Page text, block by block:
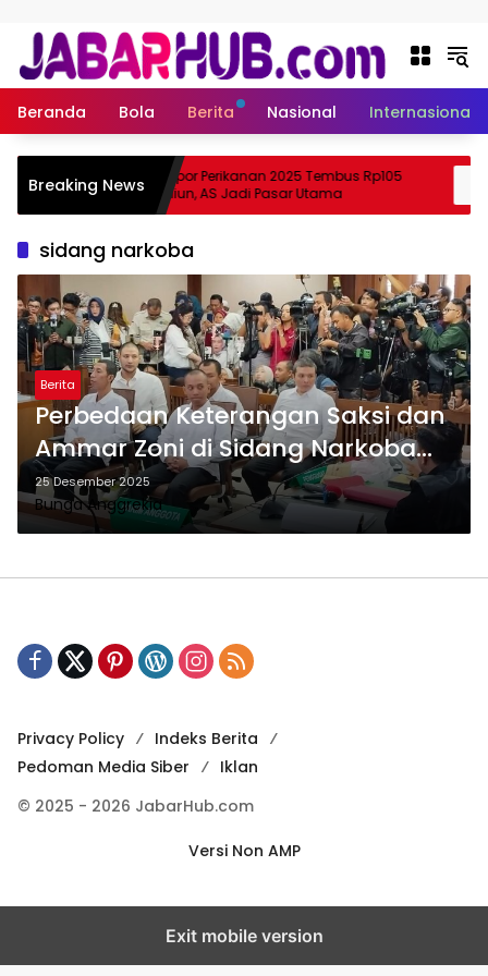
Beranda Bola Berita Nasional Internasional
Breaking News Ekspor Perikanan 2025 Tembus Rp105
Triliun, AS Jadi Pasar Utama
sidang narkoba
Berita
Perbedaan Keterangan Saksi dan
Ammar Zoni di Sidang Narkoba
Jadi Sorotan Eks Staf Ahli Kapolri
25 Desember 2025
Bunga Anggrekia
Privacy Policy
Indeks Berita
Pedoman Media Siber
Iklan
© 2025 - 2026 JabarHub.com
Versi Non AMP
Exit mobile version